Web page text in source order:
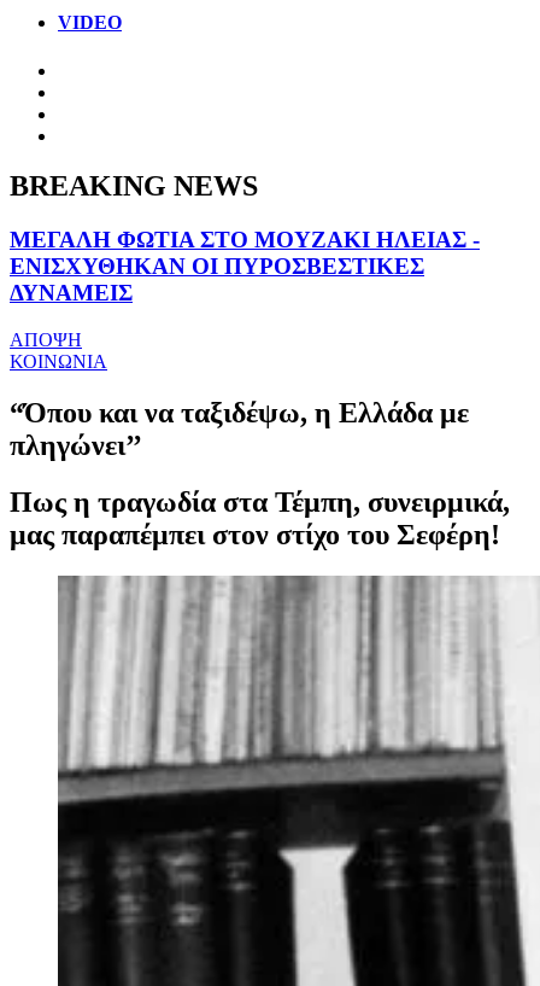
VIDEO
BREAKING NEWS
ΜΕΓΑΛΗ ΦΩΤΙΑ ΣΤΟ ΜΟΥΖΑΚΙ ΗΛΕΙΑΣ -
ΕΝΙΣΧΥΘΗΚΑΝ ΟΙ ΠΥΡΟΣΒΕΣΤΙΚΕΣ
ΔΥΝΑΜΕΙΣ
ΑΠΟΨΗ
ΚΟΙΝΩΝΙΑ
“Όπου και να ταξιδέψω, η Ελλάδα με
πληγώνει’’
Πως η τραγωδία στα Τέμπη, συνειρμικά,
μας παραπέμπει στον στίχο του Σεφέρη!